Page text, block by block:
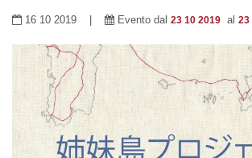
16 10 2019 | Evento dal 23 10 2019 al 23